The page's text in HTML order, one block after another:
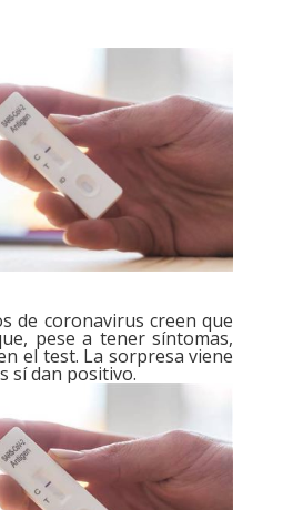
de coronavirus creen que
pese a tener síntomas,
el test. La sorpresa viene
sí dan positivo.